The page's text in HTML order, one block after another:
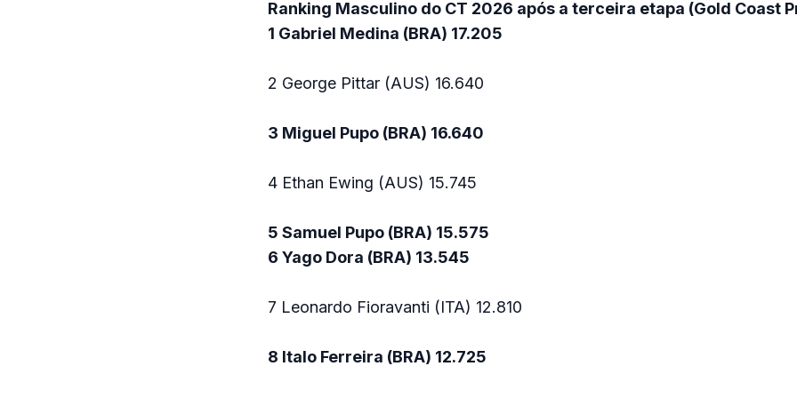
Ranking Masculino do CT 2026 após a terceira etapa (Gold Coast
1 Gabriel Medina (BRA) 17.205
2 George Pittar (AUS) 16.640
3 Miguel Pupo (BRA) 16.640
4 Ethan Ewing (AUS) 15.745
5 Samuel Pupo (BRA) 15.575
6 Yago Dora (BRA) 13.545
7 Leonardo Fioravanti (ITA) 12.810
8 Italo Ferreira (BRA) 12.725